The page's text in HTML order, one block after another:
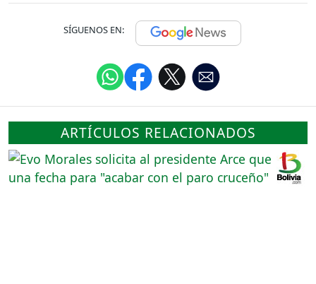
SÍGUENOS EN:
ARTÍCULOS RELACIONADOS